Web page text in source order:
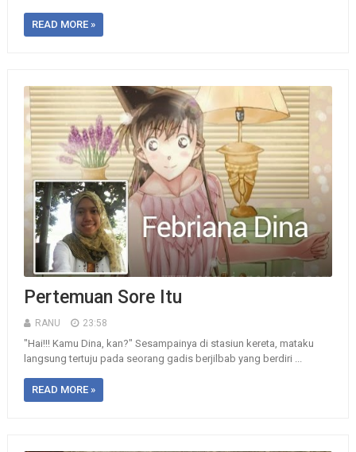
READ MORE »
Pertemuan Sore Itu
RANU 23:58
"Hai!!! Kamu Dina, kan?" Sesampainya di stasiun kereta, mataku
langsung tertuju pada seorang gadis berjilbab yang berdiri ...
READ MORE »